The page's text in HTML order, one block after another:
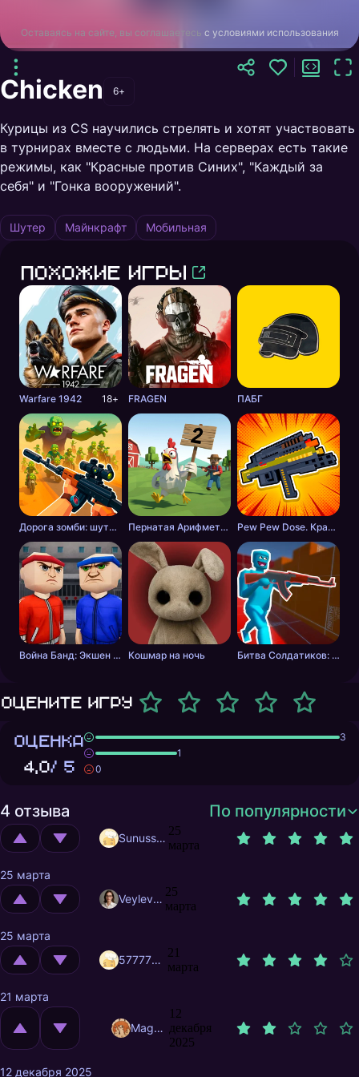
Оставаясь на сайте, вы соглашаетесь с условиями использования
Chicken 6+
Курицы из CS научились стрелять и хотят участвовать
в турнирах вместе с людьми. На серверах есть такие
режимы, как "Красные против Синих", "Каждый за
себя" и "Гонка вооружений".
Шутер Майнкрафт Мобильная
Похожие игры
Warfare 1942 18+ FRAGEN ПАБГ
Дорога зомби: шутер с разрушениями Пернатая Арифметика Pew Pew Dose. Крафт оружия
Война Банд: Экшен шутер Кошмар на ночь Битва Солдатиков: Красные против Синих
Оцените игру
ОЦЕНКА
4,0/ 5
3
1
0
4 отзыва По популярности
Sunusstex
25
марта
25 марта
Veylevas
25
марта
25 марта
57777777
21
марта
21 марта
MagnificentMrFox
12
декабря
2025
12 декабря 2025